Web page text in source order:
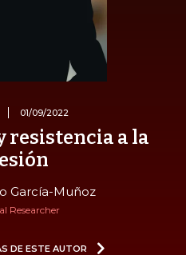
01/09/2022
resistencia a la
García-Muñoz
Researcher
DE ESTE AUTOR